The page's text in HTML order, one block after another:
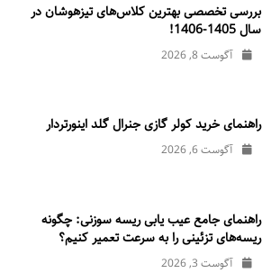
بررسی تخصصی بهترین کلاس‌های تیزهوشان در
سال 1405-1406!
آگوست 8, 2026
راهنمای خرید کولر گازی جنرال‌ گلد اینورتر‌دار
آگوست 6, 2026
راهنمای جامع عیب یابی ریسه سوزنی: چگونه
ریسه‌های تزئینی را به سرعت تعمیر کنیم؟
آگوست 3, 2026